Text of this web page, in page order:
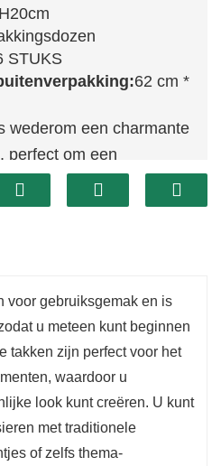
H20cm
STUKS
62 cm *
wederom een ​​charmante
perfect om een
in elke kleine ruimte.
bladeren heeft deze
Dankzij zijn compacte
uw huis dat wel wat
voor gebruiksgemak en is
u meteen kunt beginnen
takken zijn perfect voor het
waardoor u
look kunt creëren. U kunt
met traditionele
of zelfs thema-